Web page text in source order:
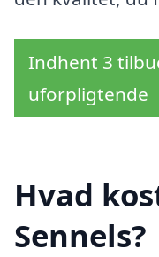
Indhent 3
uforpligtende
Hvad
Sennels?